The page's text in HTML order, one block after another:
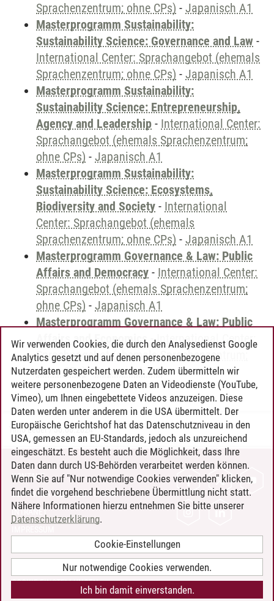
Sprachenzentrum; ohne CPs) - Japanisch A1
Masterprogramm Sustainability:
Sustainability Science: Governance and Law -
International Center: Sprachangebot (ehemals
Sprachenzentrum; ohne CPs) - Japanisch A1
Masterprogramm Sustainability:
Sustainability Science: Entrepreneurship,
Agency and Leadership - International Center:
Sprachangebot (ehemals Sprachenzentrum;
ohne CPs) - Japanisch A1
Masterprogramm Sustainability:
Sustainability Science: Ecosystems,
Biodiversity and Society - International
Center: Sprachangebot (ehemals
Sprachenzentrum; ohne CPs) - Japanisch A1
Masterprogramm Governance & Law: Public
Affairs and Democracy - International Center:
Sprachangebot (ehemals Sprachenzentrum;
ohne CPs) - Japanisch A1
Masterprogramm Governance & Law: Public
Affairs and Economics-International Center:
Sprachangebot (ehemals Sprachenzentrum;
ohne CPs)-Japanisch A1
Timo Leder/30.06.2024
KONTAKT
LEUPHANA ALS ARBEITGEBER
INTRANET
BARRIEREFREIHEIT
COOKIE-EINSTELLUNGEN
Wir verwenden Cookies, die durch den Analysedienst Google
Analytics gesetzt und auf denen personenbezogene
Nutzerdaten gespeichert werden. Zudem übermitteln wir
weitere personenbezogene Daten an Videodienste (YouTube,
Vimeo), um Ihnen eingebettete Videos anzuzeigen. Diese
Daten werden unter anderem in die USA übermittelt. Der
Europäische Gerichtshof hat das Datenschutzniveau in den
USA, gemessen an EU-Standards, jedoch als unzureichend
eingeschätzt. Es besteht auch die Möglichkeit, dass Ihre
Daten dann durch US-Behörden verarbeitet werden können.
Wenn Sie auf "Nur notwendige Cookies verwenden" klicken,
findet die vorgehend beschriebene Übermittlung nicht statt.
Nähere Informationen hierzu entnehmen Sie bitte unserer
Datenschutzerklärung.
Cookie-Einstellungen
Nur notwendige Cookies verwenden.
Ich bin damit einverstanden.